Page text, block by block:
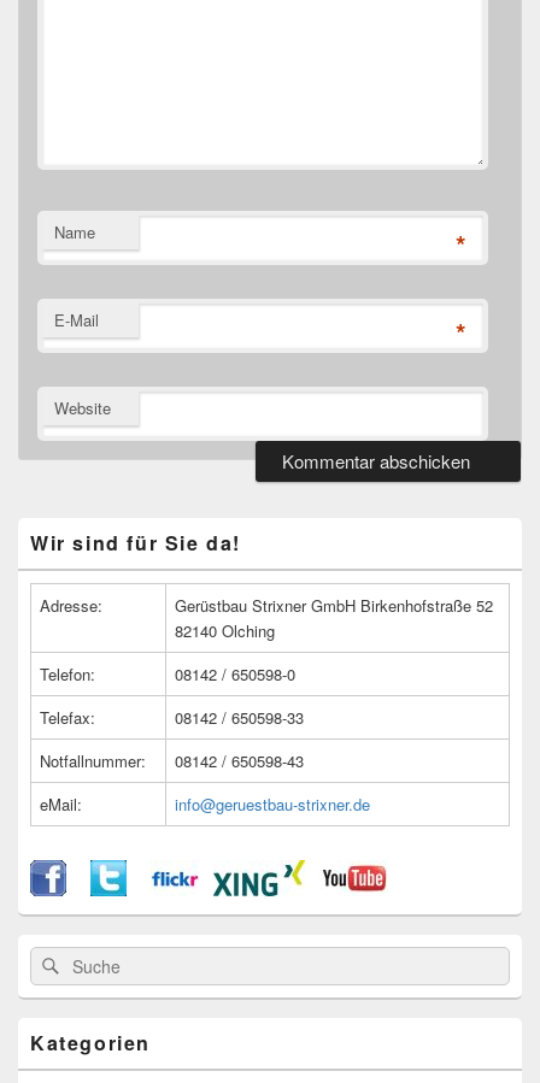
Name *
E-Mail *
Website
Seitenleisten
Widget-
Wir sind für Sie da!
Adresse:
Gerüstbau Strixner GmbH Birkenhofstraße 52
82140 Olching
Telefon:
08142 / 650598-0
Telefax:
08142 / 650598-33
Notfallnummer:
08142 / 650598-43
eMail:
info@geruestbau-strixner.de
Suche
nach:
Suche
Kategorien